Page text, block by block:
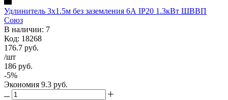
Удлинитель 3х1.5м без заземления 6А IP20 1.3кВт ШВВП
Союз
В наличии: 7
Код: 18268
176.7 руб.
/шт
186 руб.
-5%
Экономия 9.3 руб.